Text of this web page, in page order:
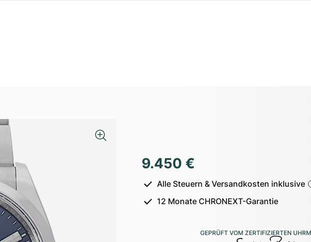
9.450 €
Alle Steuern & Versandkosten inklusive
12 Monate CHRONEXT-Garantie
GEPRÜFT VOM ZERTIFIZIERTEN